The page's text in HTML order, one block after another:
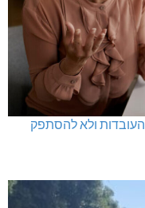
העובדות ולא להסתפק